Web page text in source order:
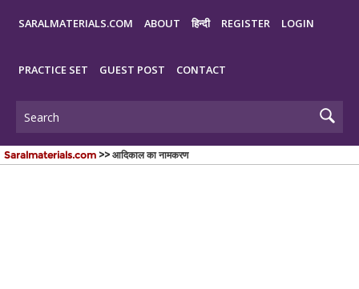
SARALMATERIALS.COM ABOUT हिन्दी REGISTER LOGIN
PRACTICE SET GUEST POST CONTACT
Saralmaterials.com >> आदिकाल का नामकरण